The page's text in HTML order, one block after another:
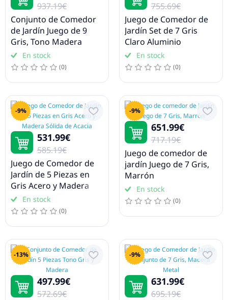
937.19€
Conjunto de Comedor
de Jardín Juego de 9
Gris, Tono Madera
MetalEn stock
(0)
755.69€
Juego de Comedor de
Jardín Set de 7 Gris
Claro Aluminio
Duradero
En stock
(0)
-9%
531.99€
585.19€
Juego de Comedor de
Jardín de 5 Piezas en
Gris Acero y Madera
Sólida de Acacia
En stock
(0)
-9%
651.99€
717.19€
Juego de comedor de
jardín Juego de 7 Gris,
Marrón
En stock
(0)
-13%
497.99€
572.69€
-9%
631.99€
695.19€